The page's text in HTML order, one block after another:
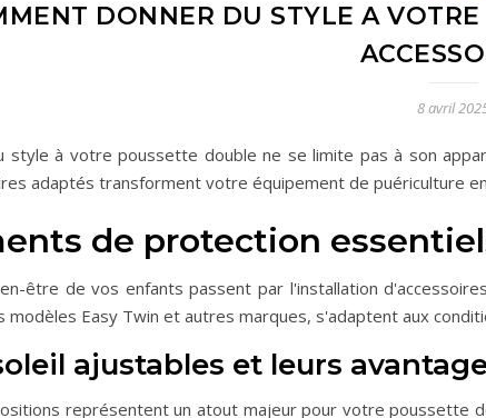
DONNER DU STYLE A
8 avril
style à votre poussette double ne se limite pas à son
adaptés transforment votre équipement de puériculture
de protection
être de vos enfants passent par l'installation
modèles Easy Twin et autres marques, s'adaptent aux
ajustables et leurs
représentent un atout majeur pour votre poussette